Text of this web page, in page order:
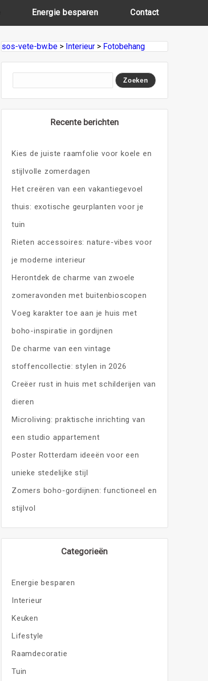
Energie besparen Contact
sos-vete-bw.be> Interieur> Fotobehang
Recente berichten
Kies de juiste raamfolie voor koele en
stijlvolle zomerdagen
Het creëren van een vakantiegevoel
thuis: exotische geurplanten voor je
tuin
Rieten accessoires: nature-vibes voor
je moderne interieur
Herontdek de charme van zwoele
zomeravonden met buitenbioscopen
Voeg karakter toe aan je huis met
boho-inspiratie in gordijnen
De charme van een vintage
stoffencollectie: stylen in 2026
Creëer rust in huis met schilderijen van
dieren
Microliving: praktische inrichting van
een studio appartement
Poster Rotterdam ideeën voor een
unieke stedelijke stijl
Zomers boho-gordijnen: functioneel en
stijlvol
Categorieën
Energie besparen
Interieur
Keuken
Lifestyle
Raamdecoratie
Tuin